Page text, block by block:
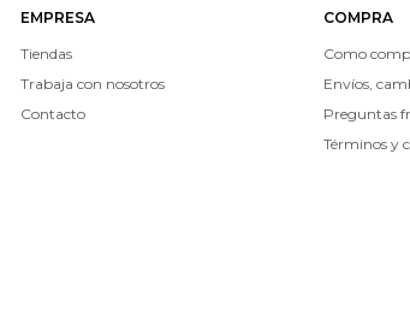
EMPRESA
Tiendas
Trabaja con nosotros
Contacto
COMPRA
Como
Envíos,
Preguntas
Términos y